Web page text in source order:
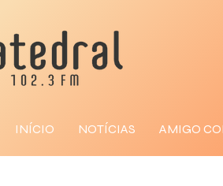
INÍCIO NOTÍCIAS AMIGO